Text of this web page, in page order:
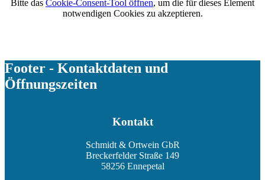
Bitte das Cookie-Consent-Tool öffnen, um die für dieses Element
notwendigen Cookies zu akzeptieren.
Footer - Kontaktdaten und
Öffnungszeiten
Kontakt
Schmidt & Ortwein GbR
Breckerfelder Straße 149
58256 Ennepetal